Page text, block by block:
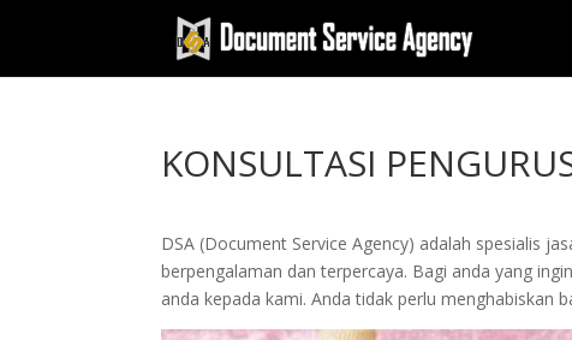
KONSULTASI
DSA (Document Service Agency) adalah spesialis
berpengalaman dan terpercaya. Bagi anda yang
anda kepada kami. Anda tidak perlu menghabiskan